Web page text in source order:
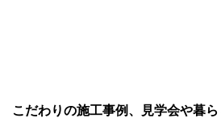
こだわりの施工事例、見学会や暮